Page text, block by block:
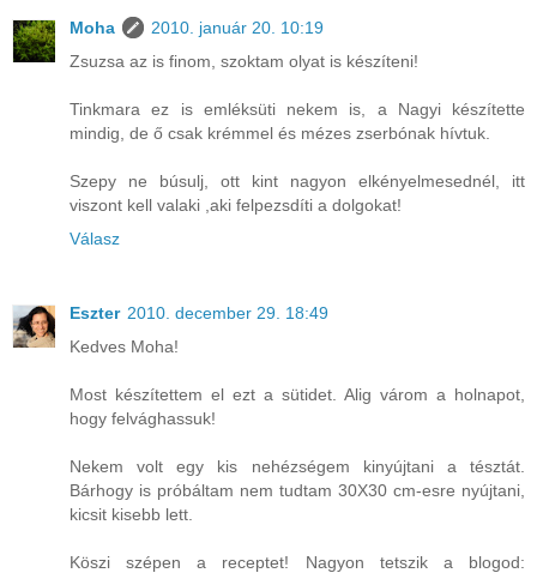
Moha
2010. január 20. 10:19
Zsuzsa az is finom, szoktam olyat is készíteni!
Tinkmara ez is emléksüti nekem is, a Nagyi készítette
mindig, de ő csak krémmel és mézes zserbónak hívtuk.
Szepy ne búsulj, ott kint nagyon elkényelmesednél, itt
viszont kell valaki ,aki felpezsdíti a dolgokat!
Válasz
Eszter 2010. december 29. 18:49
Kedves Moha!
Most készítettem el ezt a sütidet. Alig várom a holnapot,
hogy felvághassuk!
Nekem volt egy kis nehézségem kinyújtani a tésztát.
Bárhogy is próbáltam nem tudtam 30X30 cm-esre nyújtani,
kicsit kisebb lett.
Köszi szépen a receptet! Nagyon tetszik a blogod: